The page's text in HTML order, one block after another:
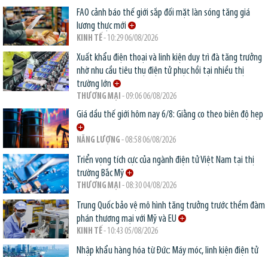
FAO cảnh báo thế giới sắp đối mặt làn sóng tăng giá
lương thực mới
KINH TẾ- 10:29 06/08/2026
Xuất khẩu điện thoại và linh kiện duy trì đà tăng trưởng
nhờ nhu cầu tiêu thụ điện tử phục hồi tại nhiều thị
trường lớn
THƯƠNG MẠI - 09:06 06/08/2026
Giá dầu thế giới hôm nay 6/8: Giằng co theo biên độ hẹp
NĂNG LƯỢNG - 08:58 06/08/2026
Triển vọng tích cực của ngành điện tử Việt Nam tại thị
trường Bắc Mỹ
THƯƠNG MẠI - 08:30 04/08/2026
Trung Quốc bảo vệ mô hình tăng trưởng trước thềm đàm
phán thương mại với Mỹ và EU
KINH TẾ- 10:43 05/08/2026
Nhập khẩu hàng hóa từ Đức: Máy móc, linh kiện điện tử